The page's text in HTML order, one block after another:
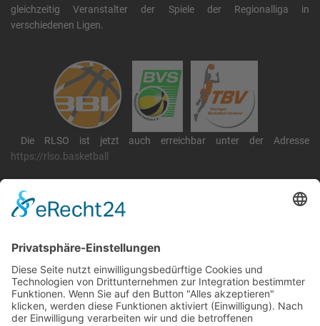
gleichzeitig Veranstalter der Spiele der Regionalliga in
verschiedenen Ligen.
Die RLSO ist jetzt auch erreichbar unter der Adresse
https://rlso.basketball
RLSO Minikalender